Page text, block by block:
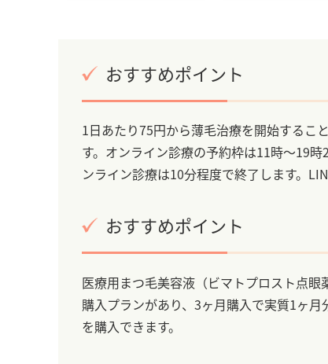
おすすめポイント
1日あたり75円から薄毛治療を開始するこ
す。オンライン診療の予約枠は11時～19
ンライン診療は10分程度で終了します。
おすすめポイント
医療用まつ毛美容液（ビマトプロスト点
購入プランがあり、3ヶ月購入で実質1ヶ
を購入できます。